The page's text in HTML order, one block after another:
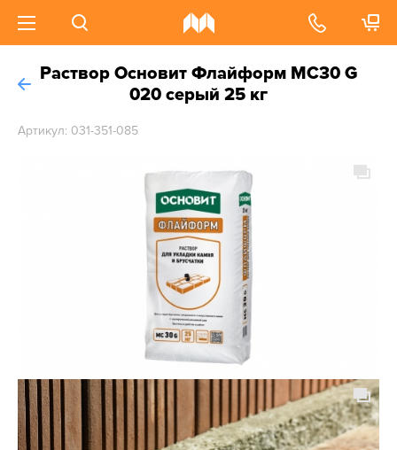
Раствор Основит Флайформ MC30 G
020 серый 25 кг
Артикул: 031-351-085